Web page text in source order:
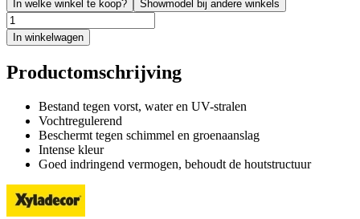
In welke winkel te koop? Showmodel bij andere winkels
In winkelwagen
Productomschrijving
Bestand tegen vorst, water en UV-stralen
Vochtregulerend
Beschermt tegen schimmel en groenaanslag
Intense kleur
Goed indringend vermogen, behoudt de houtstructuur